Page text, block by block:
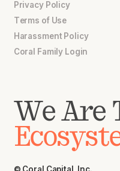
Privacy Policy
Terms of Use
Harassment Policy
Coral Family Login
We Are
© Coral Capital, Inc.